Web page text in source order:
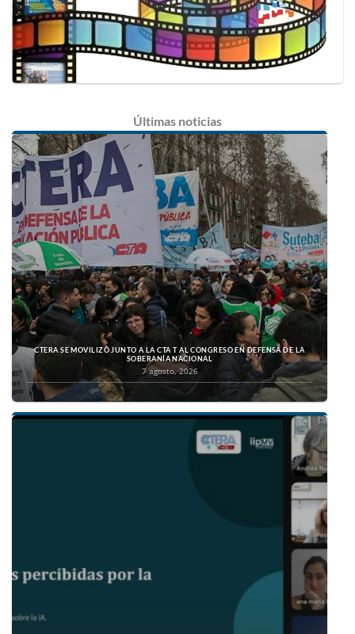
Últimas noticias
CTERA SE MOVILIZÓ JUNTO A LA CTA T AL CONGRESO EN DEFENSA DE LA
SOBERANÍA NACIONAL
7 agosto, 2026